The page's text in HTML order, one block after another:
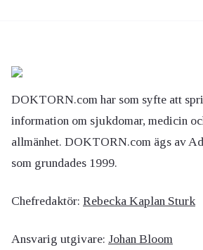
DOKTORN.com har som syfte att
information om sjukdomar, medicin
allmänhet. DOKTORN.com ägs av
som grundades 1999.
Chefredaktör: Rebecka Kaplan Sturk
Ansvarig utgivare: Johan Bloom